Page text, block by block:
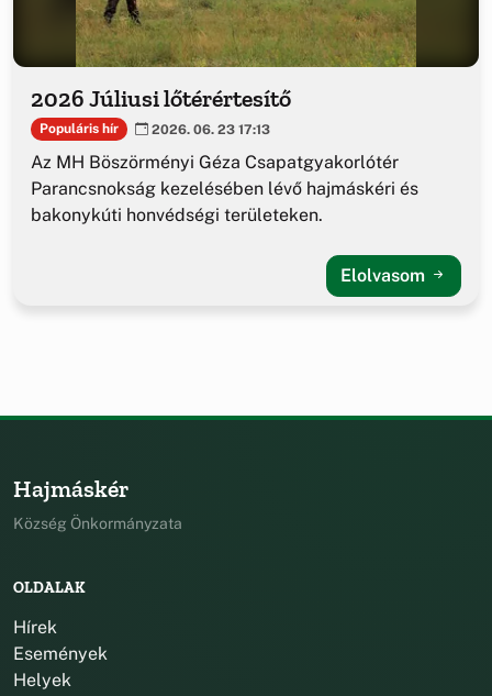
2026 Júliusi lőtérértesítő
Populáris hír 2026. 06. 23 17:13
Az MH Böszörményi Géza Csapatgyakorlótér
Parancsnokság kezelésében lévő hajmáskéri és
bakonykúti honvédségi területeken.
Elolvasom
Hajmáskér
Község Önkormányzata
OLDALAK
Hírek
Események
Helyek